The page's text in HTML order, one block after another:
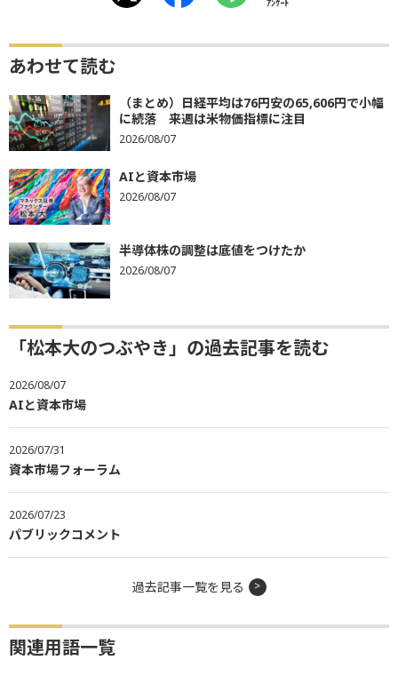
あわせて読む
（まとめ）日経平均は76円安の65,606円で小幅
に続落 来週は米物価指標に注目
2026/08/07
AIと資本市場
2026/08/07
半導体株の調整は底値をつけたか
2026/08/07
「松本大のつぶやき」の過去記事を読む
2026/08/07
AIと資本市場
2026/07/31
資本市場フォーラム
2026/07/23
パブリックコメント
過去記事一覧を見る
関連用語一覧